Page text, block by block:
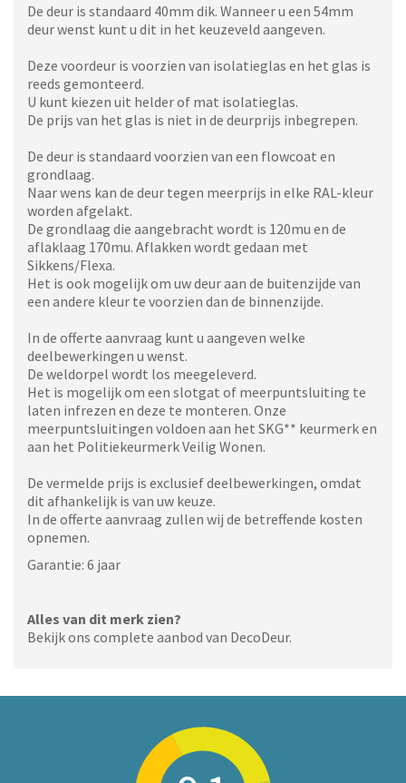
De deur is standaard 40mm dik. Wanneer u een 54mm
deur wenst kunt u dit in het keuzeveld aangeven.
Deze voordeur is voorzien van isolatieglas en het glas is
reeds gemonteerd.
U kunt kiezen uit helder of mat isolatieglas.
De prijs van het glas is niet in de deurprijs inbegrepen.
De deur is standaard voorzien van een flowcoat en
grondlaag.
Naar wens kan de deur tegen meerprijs in elke RAL-kleur
worden afgelakt.
De grondlaag die aangebracht wordt is 120mu en de
aflaklaag 170mu. Aflakken wordt gedaan met
Sikkens/Flexa.
Het is ook mogelijk om uw deur aan de buitenzijde van
een andere kleur te voorzien dan de binnenzijde.
In de offerte aanvraag kunt u aangeven welke
deelbewerkingen u wenst.
De weldorpel wordt los meegeleverd.
Het is mogelijk om een slotgat of meerpuntsluiting te
laten infrezen en deze te monteren. Onze
meerpuntsluitingen voldoen aan het SKG** keurmerk en
aan het Politiekeurmerk Veilig Wonen.
De vermelde prijs is exclusief deelbewerkingen, omdat
dit afhankelijk is van uw keuze.
In de offerte aanvraag zullen wij de betreffende kosten
opnemen.
Garantie: 6 jaar
Alles van dit merk zien?
Bekijk ons complete aanbod van DecoDeur.